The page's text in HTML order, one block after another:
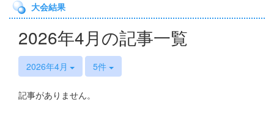
u
s
大会結果
2026年4月の記事一覧
2026年4月 5件
記事がありません。